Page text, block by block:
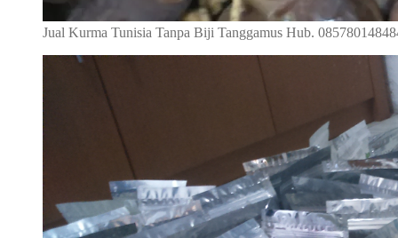
Jual Kurma Tunisia Tanpa Biji Tanggamus Hub.